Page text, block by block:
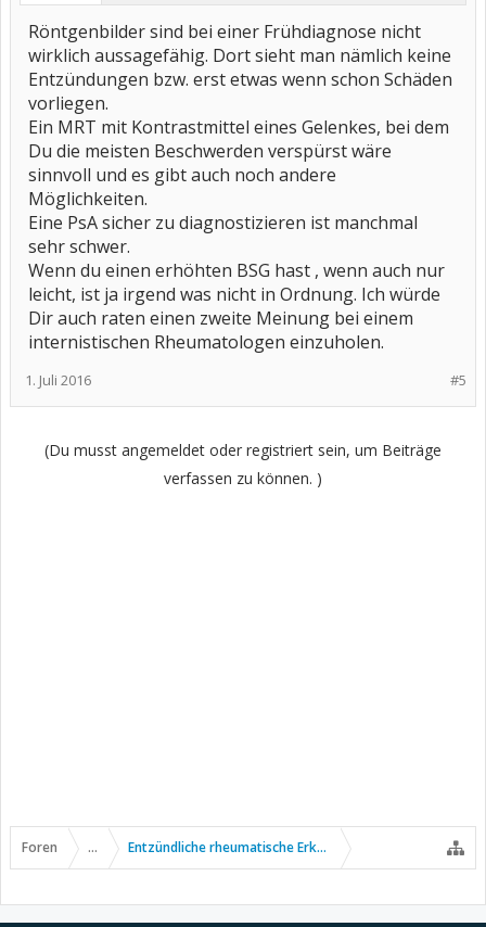
Röntgenbilder sind bei einer Frühdiagnose nicht
wirklich aussagefähig. Dort sieht man nämlich keine
Entzündungen bzw. erst etwas wenn schon Schäden
vorliegen.
Ein MRT mit Kontrastmittel eines Gelenkes, bei dem
Du die meisten Beschwerden verspürst wäre
sinnvoll und es gibt auch noch andere
Möglichkeiten.
Eine PsA sicher zu diagnostizieren ist manchmal
sehr schwer.
Wenn du einen erhöhten BSG hast , wenn auch nur
leicht, ist ja irgend was nicht in Ordnung. Ich würde
Dir auch raten einen zweite Meinung bei einem
internistischen Rheumatologen einzuholen.
#5
1. Juli 2016
(Du musst angemeldet oder registriert sein, um Beiträge
verfassen zu können. )
Foren ... Entzündliche rheumatische Erkrankungen